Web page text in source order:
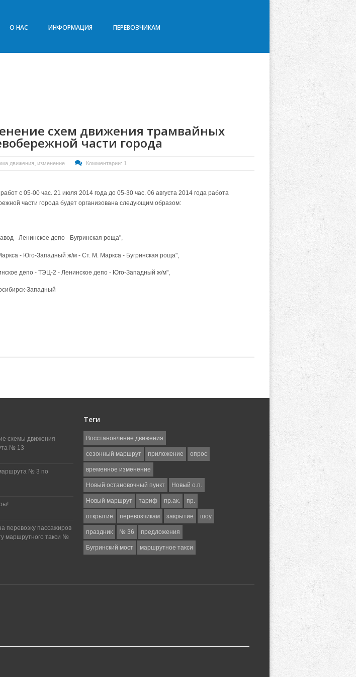
О НАС ИНФОРМАЦИЯ ПЕРЕВОЗЧИКАМ
схем движения трамвайных
части города
движения, изменение Комментарии: 1
с 05-00 час. 21 июля 2014 года до 05-30 час. 06 августа 2014 года работа
части города будет организована следующим образом:
- Ленинское депо - Бугринская роща",
- Юго-Западный ж/м - Ст. М. Маркса - Бугринская роща",
депо - ТЭЦ-2 - Ленинское депо - Юго-Западный ж/м",
Западный
схемы движения
№ 13
№ 3 по
перевозку пассажиров
маршрутного такси №
Теги
Восстановление движения
сезонный маршрут приложение опрос
временное изменение
Новый остановочный пункт Новый о.п.
Новый маршрут тариф пр.ак. пр.
открытие перевозчикам закрытие шоу
праздник № 36 предложения
Бугринский мост маршрутное такси